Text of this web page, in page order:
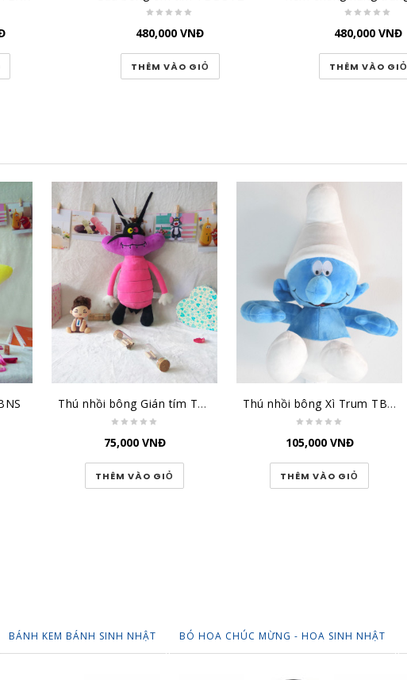
480,000 VNĐ
THÊM VÀO GIỎ
480,000 VNĐ
THÊM VÀO GIỎ
Thú nhồi bông Gián tím TBGT1
75,000 VNĐ
THÊM VÀO GIỎ
Thú nhồi bông Xì Trum TBXT2
105,000 VNĐ
THÊM VÀO GIỎ
BÁNH KEM BÁNH SINH NHẬT BÓ HOA CHÚC MỪNG - HOA SINH NHẬT